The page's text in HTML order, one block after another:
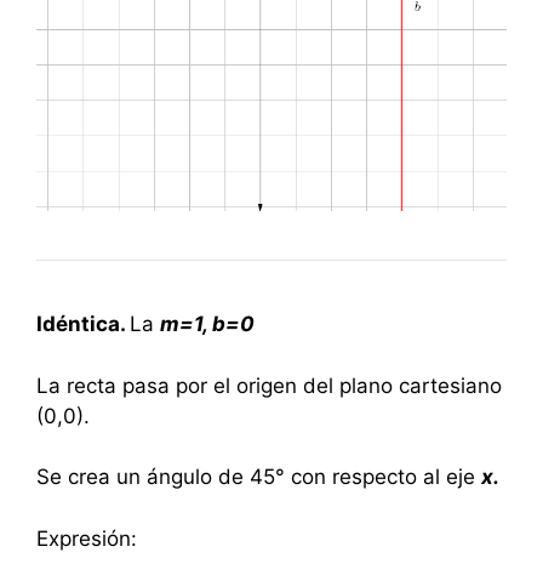
Idéntica. La m=1, b=0
La recta pasa por el origen del plano cartesiano
(0,0).
Se crea un ángulo de 45° con respecto al eje x.
Expresión: